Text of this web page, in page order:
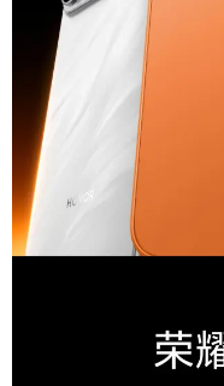
闪光灯
拍摄特色
前置拍
像/声控
后置拍
式/人
前置最
CMOS